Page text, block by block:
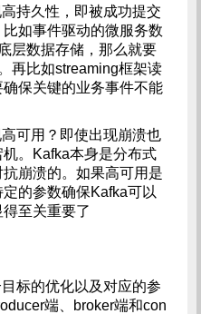
持久性，即被成功提交
如事件驱动的微服务数
层数据存储，那么就要
再比如streaming框架读
保关键的业务事件不能
可用？即使出现崩溃也
。Kafka本身是分布式
崩溃的。如果高可用是
的参数确保Kafka可以
至关重要了
标的优化以及对应的参
端、broker端和con